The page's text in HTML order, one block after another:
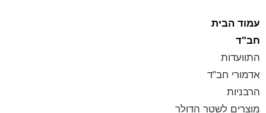
עמוד הבית
חב"ד
התוועדות
אדמורי חב"ד
הרבניות
מוצרים לשטר הדולר